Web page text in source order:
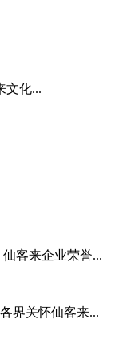
文化...
客来企业荣誉...
界关怀仙客来...